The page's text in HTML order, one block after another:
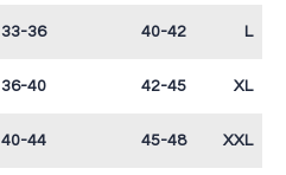
L
40-42
33-36
XL
42-45
36-40
XXL
45-48
40-44